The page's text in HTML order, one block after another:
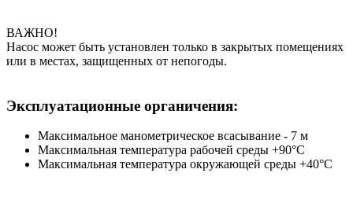
ВАЖНО!
Насос может быть установлен только в закрытых помещениях
или в местах, защищенных от непогоды.
Эксплуатационные органичения:
Максимальное манометрическое всасывание - 7 м
Максимальная температура рабочей среды +90°С
Максимальная температура окружающей среды +40°С